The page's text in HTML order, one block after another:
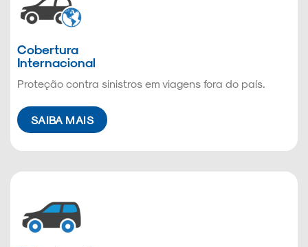
Cobertura
Internacional
Proteção contra sinistros em viagens fora do país.
SAIBA MAIS